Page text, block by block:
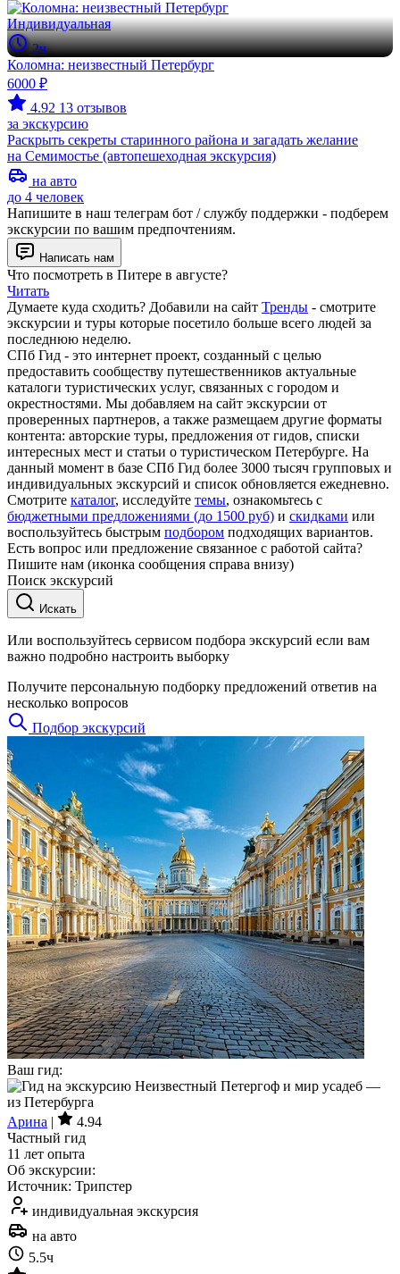
Индивидуальная
2ч
Коломна: неизвестный Петербург
6000 ₽
4.92 13 отзывов
за экскурсию
Раскрыть секреты старинного района и загадать желание
на Семимостье (автопешеходная экскурсия)
на авто
до 4 человек
Напишите в наш телеграм бот / службу поддержки - подберем
экскурсии по вашим предпочтениям.
Написать нам
Что посмотреть в Питере в августе?
Читать
Думаете куда сходить? Добавили на сайт Тренды - смотрите
экскурсии и туры которые посетило больше всего людей за
последнюю неделю.
СПб Гид - это интернет проект, созданный с целью
предоставить сообществу путешественников актуальные
каталоги туристических услуг, связанных с городом и
окрестностями. Мы добавляем на сайт экскурсии от
проверенных партнеров, а также размещаем другие форматы
контента: авторские туры, предложения от гидов, списки
интересных мест и статьи о туристическом Петербурге. На
данный момент в базе СПб Гид более 3000 тысяч групповых и
индивидуальных экскурсий и список обновляется ежедневно.
Смотрите каталог, исследуйте темы, ознакомьтесь с
бюджетными предложениями (до 1500 руб) и скидками или
воспользуйтесь быстрым подбором подходящих вариантов.
Есть вопрос или предложение связанное с работой сайта?
Пишите нам (иконка сообщения справа внизу)
Поиск экскурсий
Искать
Или воспользуйтесь сервисом подбора экскурсий если вам
важно подробно настроить выборку
Получите персональную подборку предложений ответив на
несколько вопросов
Подбор экскурсий
Ваш гид:
Арина |
4.94
Частный гид
11 лет опыта
Об экскурсии:
Источник: Трипстер
индивидуальная экскурсия
на авто
5.5ч